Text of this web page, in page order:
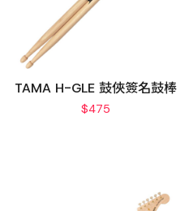
TAMA H-GLE 鼓俠簽名鼓棒
$475